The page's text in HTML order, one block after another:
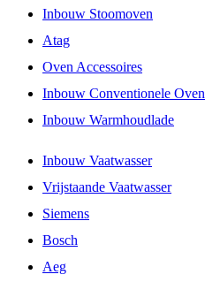
Inbouw Stoomoven
Atag
Oven Accessoires
Inbouw Conventionele Oven
Inbouw Warmhoudlade
Inbouw Vaatwasser
Vrijstaande Vaatwasser
Siemens
Bosch
Aeg